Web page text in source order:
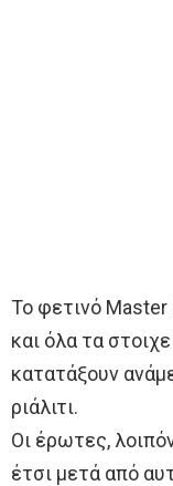
Το φετινό Master
και όλα τα
κατατάξουν
ριάλιτι.
Οι έρωτες,
έτσι μετά από